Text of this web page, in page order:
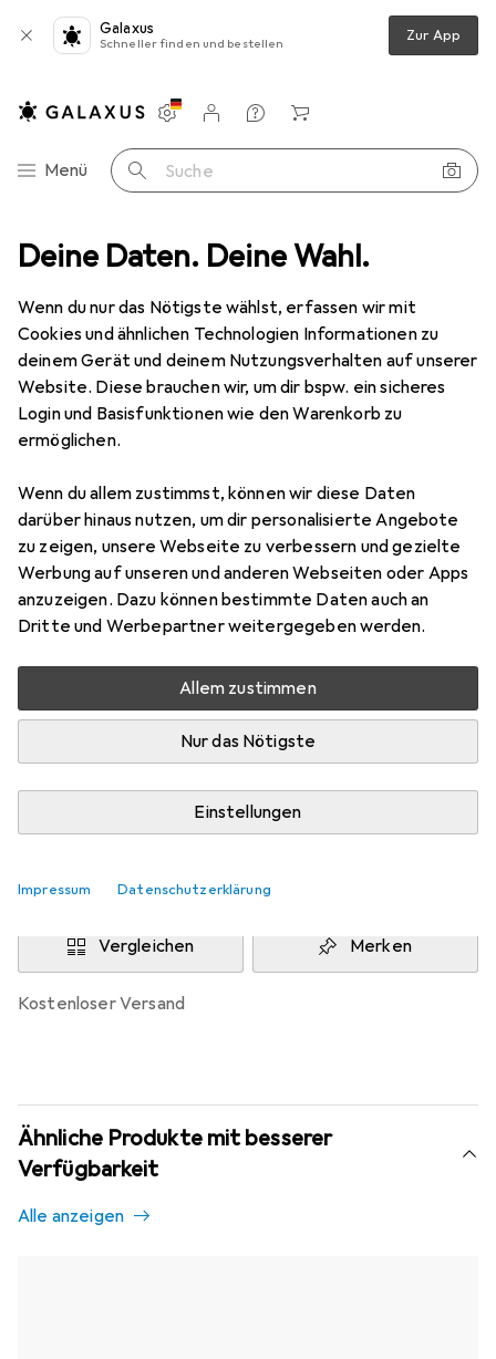
Deine Daten. Deine Wahl.
Wenn du nur das Nötigste wählst, erfassen wir mit
Cookies und ähnlichen Technologien Informationen zu
deinem Gerät und deinem Nutzungsverhalten auf unserer
Website. Diese brauchen wir, um dir bspw. ein sicheres
Login und Basisfunktionen wie den Warenkorb zu
ermöglichen.
Wenn du allem zustimmst, können wir diese Daten
darüber hinaus nutzen, um dir personalisierte Angebote
zu zeigen, unsere Webseite zu verbessern und gezielte
Werbung auf unseren und anderen Webseiten oder Apps
anzuzeigen. Dazu können bestimmte Daten auch an
Dritte und Werbepartner weitergegeben werden.
Allem zustimmen
Nur das Nötigste
Einstellungen
Impressum Datenschutzerklärung
Galaxus
Schneller finden und bestellen Zur App
Navigation nach Kategorien
Menü Suche
Einstellungen
Kundenkonto
Vergleichslisten
Merklisten
Warenkorb
ServiceKoffer PERFORMANCE 28 Einsteckfächern ohne Werkzeuge
2 Bilder
Bernstein ServiceKoffer
PERFORMANCE 28 Einsteckfächern
ohne Werkzeuge
Preis in EUR inkl. MwSt.
EUR
208,25
Bewertungen Marke
Mehr von Bernstein
Zwischen Mo, 24.8. und Mi, 26.8. geliefert
Benachrichtigen, wenn schneller verfügbar
Lieferort angeben für genaue Lieferzeit
In den Warenkorb
Vergleichen Merken
kostenloser Versand
Ähnliche Produkte mit besserer
Verfügbarkeit
Alle anzeigen